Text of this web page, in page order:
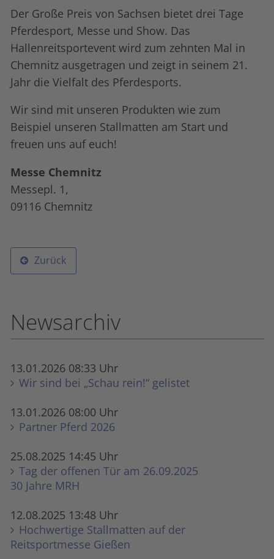
Der Große Preis von Sachsen bietet drei Tage
Pferdesport, Messe und Show. Das
Hallenreitsportevent wird zum zehnten Mal in
Chemnitz ausgetragen und zeigt in seinem 21.
Jahr die Vielfalt des Pferdesports.
Wir sind mit unseren Produkten wie zum
Beispiel unseren Stall­matten am Start und
freuen uns auf euch!
Messe Chemnitz
Messepl. 1,
09116 Chemnitz
Zurück
Newsarchiv
13.01.2026 08:33 Uhr
Wir sind bei „Schau rein!“ gelistet
13.01.2026 08:00 Uhr
Partner Pferd 2026
25.08.2025 14:45 Uhr
Tag der offenen Tür am 26.09.2025
30 Jahre MRH
12.08.2025 13:48 Uhr
Hochwertige Stall­matten auf der
Reitsportmesse Gießen